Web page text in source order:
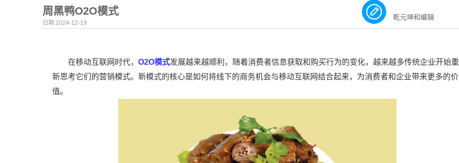
周黑鸭O2O模式
日期:2024-12-19
乾元坤和编辑
在移动互联网时代， O2O模式发展越来越顺利，随着消费者信息获取和购买行为的变化，越来越多传统企业开始重
新思考它们的营销模式。新模式的核心是如何将线下的商务机会与移动互联网结合起来，为消费者和企业带来更多的价
值。